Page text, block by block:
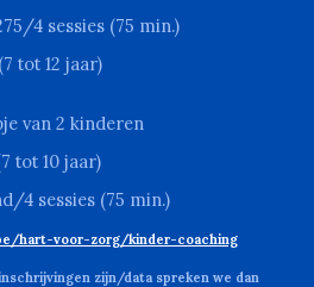
75 /4 sessies (75 min.)
(7 tot 12 jaar)
van 2 kinderen
tot 10 jaar)
4 sessies (75 min.)
hart-voor-zorg/kinder-coaching
zijn/data spreken we dan